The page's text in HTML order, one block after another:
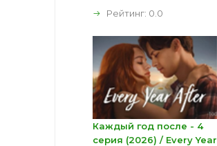
Рейтинг: 0.0
Каждый год после - 4
серия (2026) / Every Year